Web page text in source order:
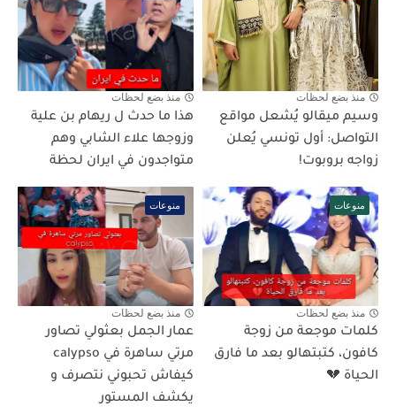
منذ بضع لحظات
وسيم ميقالو يُشعل مواقع
التواصل: أول تونسي يُعلن
زواجه بروبوت!
منذ بضع لحظات
هذا ما حدث ل ريهام بن علية
وزوجها علاء الشابي وهم
متواجدون في ايران لحظة
منوعات
منذ بضع لحظات
كلمات موجعة من زوجة
كافون، كتبتهالو بعد ما فارق
الحياة 💔
منوعات
منذ بضع لحظات
عمار الجمل بعثولي تصاور
مرتي ساهرة في calypso
كيفاش تحبوني نتصرف و
يكشف المستور